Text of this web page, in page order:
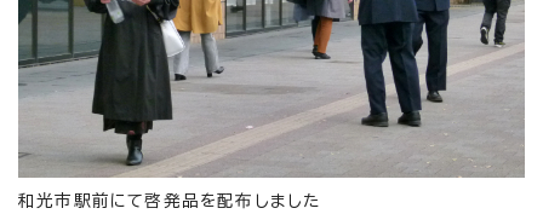
和光市駅前にて啓発品を配布しました